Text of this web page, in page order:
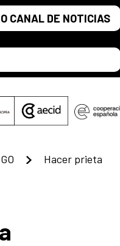
CANAL DE NOTICIAS
Hacer prieta